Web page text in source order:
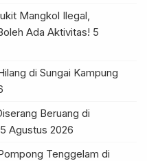
Mangkol Ilegal,
Ada Aktivitas! 5
di Sungai Kampung
Beruang di
5 Agustus 2026
Tenggelam di